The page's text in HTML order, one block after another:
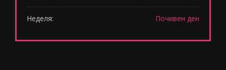
Неделя: Почивен ден